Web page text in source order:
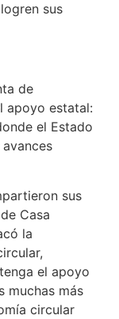
sus
de
apoyo estatal:
el Estado
sus
Casa
la
el apoyo
muchas más
circular